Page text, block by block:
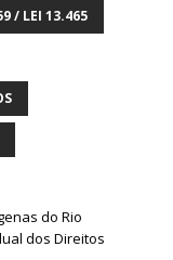
/ LEI 13.465
do Rio
dos Direitos